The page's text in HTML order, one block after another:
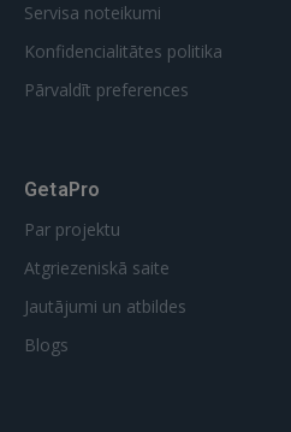
Servisa noteikumi
Konfidencialitātes politika
Pārvaldīt preferences
GetaPro
Par projektu
Atgriezeniskā saite
Jautājumi un atbildes
Blogs